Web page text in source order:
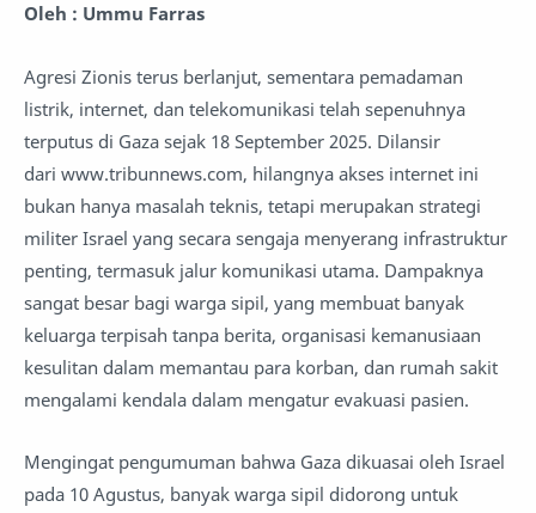
Oleh : Ummu Farras
Agresi Zionis terus berlanjut, sementara pemadaman
listrik, internet, dan telekomunikasi telah sepenuhnya
terputus di Gaza sejak 18 September 2025. Dilansir
dari www.tribunnews.com, hilangnya akses internet ini
bukan hanya masalah teknis, tetapi merupakan strategi
militer Israel yang secara sengaja menyerang infrastruktur
penting, termasuk jalur komunikasi utama. Dampaknya
sangat besar bagi warga sipil, yang membuat banyak
keluarga terpisah tanpa berita, organisasi kemanusiaan
kesulitan dalam memantau para korban, dan rumah sakit
mengalami kendala dalam mengatur evakuasi pasien.
Mengingat pengumuman bahwa Gaza dikuasai oleh Israel
pada 10 Agustus, banyak warga sipil didorong untuk